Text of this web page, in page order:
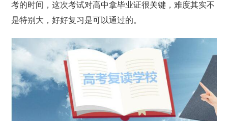
考的时间，这次考试对高中拿毕业证很关键，难度其实不
是特别大，好好复习是可以通过的。